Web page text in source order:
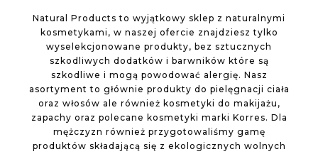
Natural Products to wyjątkowy sklep z naturalnymi
kosmetykami, w naszej ofercie znajdziesz tylko
wyselekcjonowane produkty, bez sztucznych
szkodliwych dodatków i barwników które są
szkodliwe i mogą powodować alergię. Nasz
asortyment to głównie produkty do pielęgnacji ciała
oraz włosów ale również kosmetyki do makijażu,
zapachy oraz polecane kosmetyki marki Korres. Dla
mężczyzn również przygotowaliśmy gamę
produktów składającą się z ekologicznych wolnych